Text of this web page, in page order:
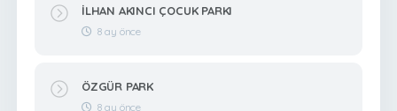
İLHAN AKINCI ÇOCUK PARKI
8 ay önce
ÖZGÜR PARK
8 ay önce